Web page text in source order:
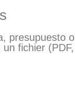
presupuesto o
fichier (PDF,